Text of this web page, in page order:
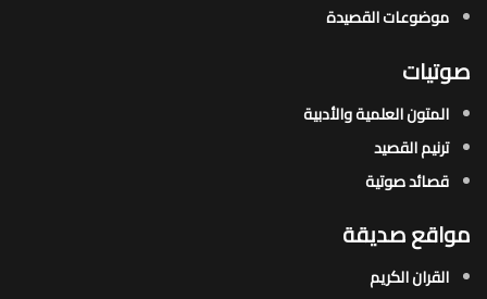
موضوعات القصيدة​
صوتيات
المتون العلمية والأدبية
ترنيم القصيد
قصائد صوتية
مواقع صديقة
القران الكريم